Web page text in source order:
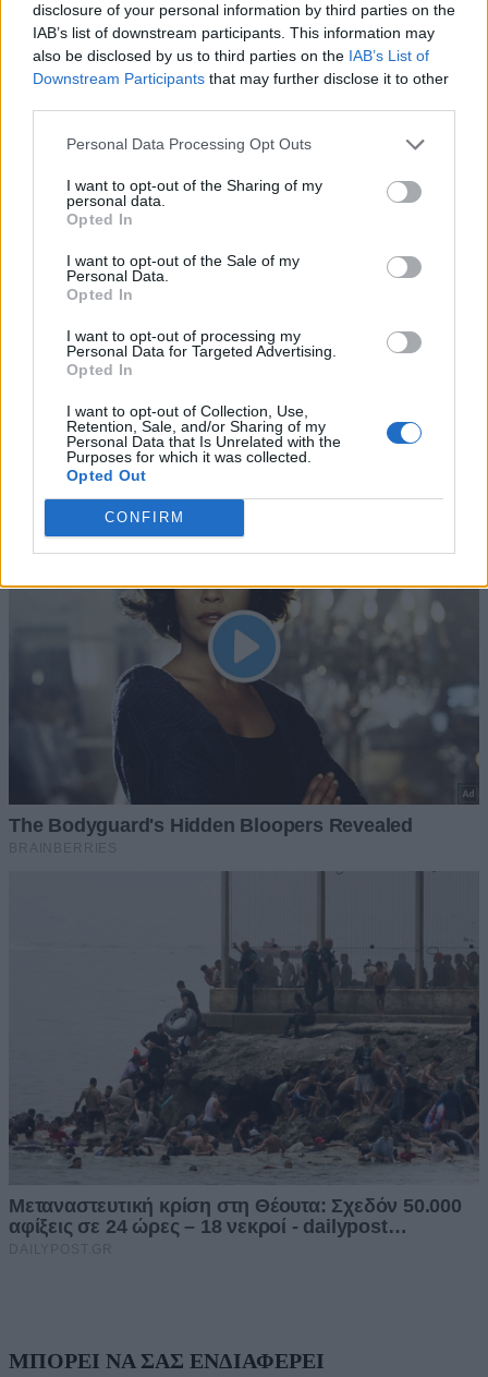
disclosure of your personal information by third parties on the
IAB’s list of downstream participants. This information may
also be disclosed by us to third parties on the IAB’s List of
Downstream Participants that may further disclose it to other
Personal Data Processing Opt Outs
I want to opt-out of the Sharing of my
personal data.
Opted In
I want to opt-out of the Sale of my
Personal Data.
Opted In
I want to opt-out of processing my
Personal Data for Targeted Advertising.
Opted In
I want to opt-out of Collection, Use,
Retention, Sale, and/or Sharing of my
Personal Data that Is Unrelated with the
Purposes for which it was collected.
Opted Out
CONFIRM
ΜΠΟΡΕΙ ΝΑ ΣΑΣ ΕΝΔΙΑΦΕΡΕΙ